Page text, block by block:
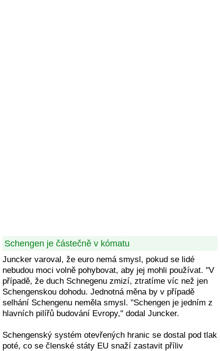
Schengen je částečně v kómatu
Juncker varoval, že euro nemá smysl, pokud se lidé
nebudou moci volně pohybovat, aby jej mohli používat. "V
případě, že duch Schnegenu zmizí, ztratíme víc než jen
Schengenskou dohodu. Jednotná měna by v případě
selhání Schengenu neměla smysl. "Schengen je jedním z
hlavních pilířů budování Evropy," dodal Juncker.
Schengenský systém otevřených hranic se dostal pod tlak
poté, co se členské státy EU snaží zastavit příliv